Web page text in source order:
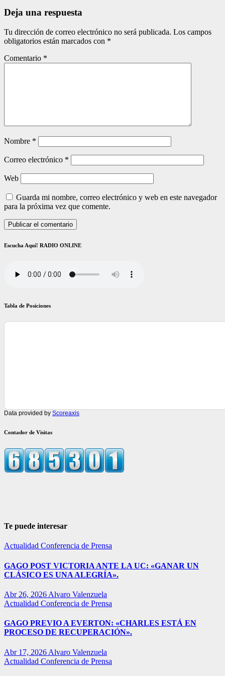
Deja una respuesta
Tu dirección de correo electrónico no será publicada. Los campos
obligatorios están marcados con *
Comentario *
Nombre *
Correo electrónico *
Web
Guarda mi nombre, correo electrónico y web en este navegador
para la próxima vez que comente.
Escucha Aquí! RADIO ONLINE
Tabla de Posiciones
Data provided by Scoreaxis
Contador de Visitas
Te puede interesar
Actualidad Conferencia de Prensa
GAGO POST VICTORIA ANTE LA UC: «GANAR UN
CLÁSICO ES UNA ALEGRÍA».
Abr 26, 2026 Alvaro Valenzuela
Actualidad Conferencia de Prensa
GAGO PREVIO A EVERTON: «CHARLES ESTÁ EN
PROCESO DE RECUPERACIÓN».
Abr 17, 2026 Alvaro Valenzuela
Actualidad Conferencia de Prensa